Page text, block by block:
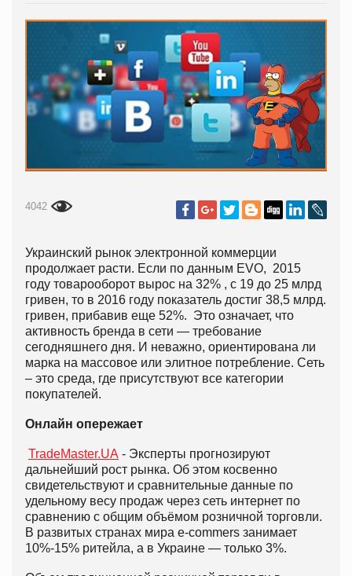
4042
Украинский рынок электронной коммерции
продолжает расти. Если по данным EVO, 2015
году товарооборот вырос на 32% , с 19 до 25 млрд
гривен, то в 2016 году показатель достиг 38,5 млрд.
гривен, прибавив еще 52%. Это означает, что
активность бренда в сети — требование
сегодняшнего дня. И неважно, ориентирована ли
марка на массовое или элитное потребление. Сеть
– это среда, где присутствуют все категории
покупателей.
Онлайн опережает
TradeMaster.UA - Эксперты прогнозируют
дальнейший рост рынка. Об этом косвенно
свидетельствуют и сравнительные данные по
удельному весу продаж через сеть интернет по
сравнению с общим объёмом розничной торговли.
В развитых странах мира e-commers занимает
10%-15% ритейла, а в Украине — только 3%.